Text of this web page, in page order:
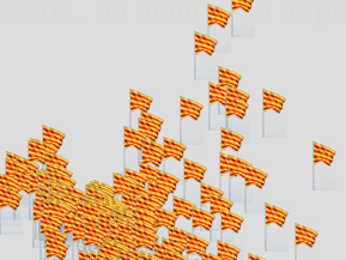
un moment si us